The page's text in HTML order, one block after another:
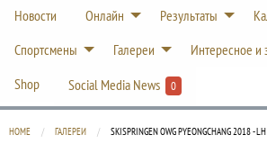
Новости Онлайн Результаты
Спортсмены
Галереи Интересное и
Shop
Social Media News 0
HOME ГАЛЕРЕИ CURRENT:
SKISPRINGEN OWG PYEONGCHANG 2018 -